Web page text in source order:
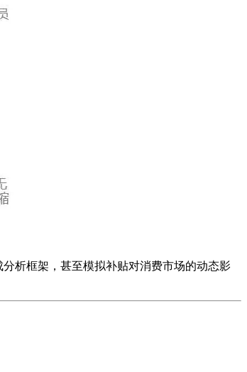
析框架，甚至模拟补贴对消费市场的动态影